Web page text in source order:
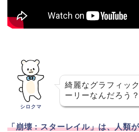
シロクマ
綺麗なグラフィッ
ーリーなんだろう？
「崩壊：スターレイル」は、人類